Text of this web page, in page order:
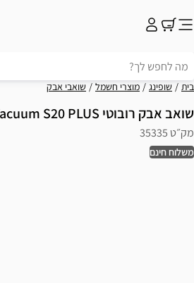
בית שופינג מוצרי חשמל שואבי אבק
שואב אבק רובוטי Vacuum S20 PLUS שחור 81116 Xiaomi
מק״ט 35335
משלוח חינם